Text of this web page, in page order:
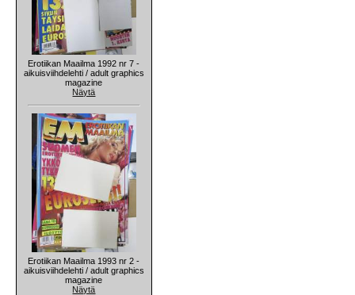
Erotiikan Maailma 1992 nr 7 -
aikuisviihdelehti / adult graphics
magazine
Näytä
Erotiikan Maailma 1993 nr 2 -
aikuisviihdelehti / adult graphics
magazine
Näytä